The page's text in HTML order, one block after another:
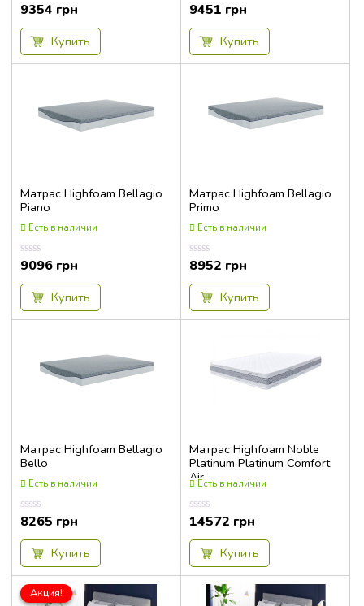
Оценка
0.00
из
9354 грн
Купить
Оценка
0.00
из
9451 грн
Купить
Матрас Highfoam Bellagio
Piano
Есть в наличии
Оценка
0.00
из
9096 грн
Купить
Матрас Highfoam Bellagio
Primo
Есть в наличии
Оценка
0.00
из
8952 грн
Купить
Матрас Highfoam Bellagio
Bello
Есть в наличии
Оценка
0.00
из
8265 грн
Купить
Матрас Highfoam Noble
Platinum Platinum Comfort
AirЕсть в наличии
Оценка
0.00
из
14572 грн
Купить
Акция!